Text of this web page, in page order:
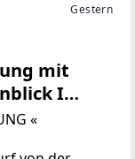
Gestern
mit
I
«